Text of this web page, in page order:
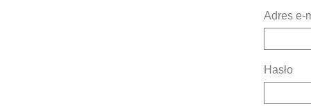
Adres e-
Hasło